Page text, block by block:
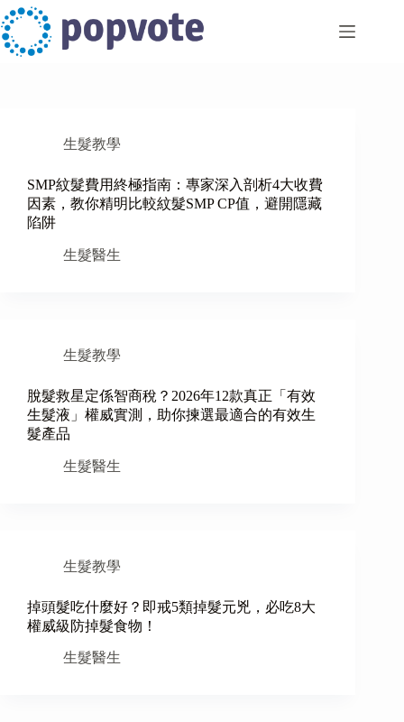
Skip
to
content
生髮教學
SMP紋髮費用終極指南：專家深入剖析4大收費
因素，教你精明比較紋髮SMP CP值，避開隱藏
陷阱
生髮醫生
生髮教學
脫髮救星定係智商稅？2026年12款真正「有效
生髮液」權威實測，助你揀選最適合的有效生
髮產品
生髮醫生
生髮教學
掉頭髮吃什麼好？即戒5類掉髮元兇，必吃8大
權威級防掉髮食物！
生髮醫生